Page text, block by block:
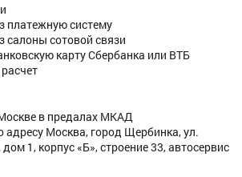
платежную систему
салоны сотовой связи
карту Сбербанка или ВТБ
в предалах МКАД
Москва, город Щербинка, ул.
1, корпус «Б», строение 33, автосервис